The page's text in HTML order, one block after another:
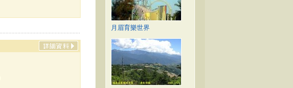
月眉育樂世界